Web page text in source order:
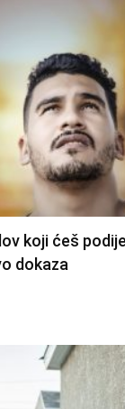
koji ćeš
dokaza